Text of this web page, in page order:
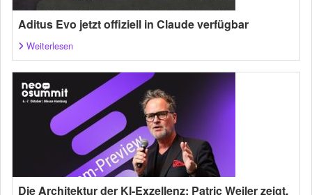
Aditus Evo jetzt offiziell in Claude verfügbar
Weiterlesen
Die Architektur der KI-Exzellenz: Patric Weiler zeigt,